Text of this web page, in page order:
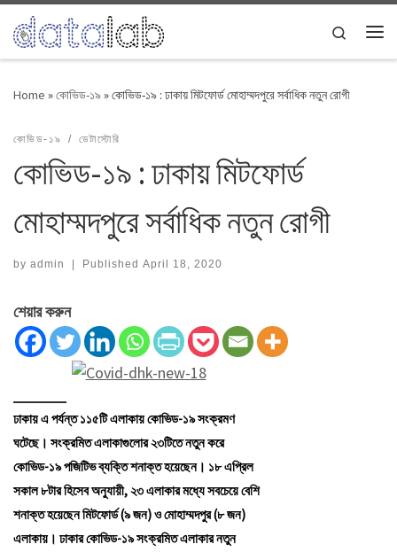
Skip to content
Search
Home »কোভিড-১৯ »কোভিড-১৯ : ঢাকায় মিটফোর্ড মোহাম্মদপুরে সর্বাধিক নতুন রোগী
কোভিড-১৯ ডেটাস্টোরি
কোভিড-১৯ : ঢাকায় মিটফোর্ড
মোহাম্মদপুরে সর্বাধিক নতুন রোগী
by admin | Published April 18, 2020
শেয়ার করুন
ঢাকায় এ পর্যন্ত ১১৫টি এলাকায় কোভিড-১৯ সংক্রমণ
ঘটেছে। সংক্রমিত এলাকাগুলোর ২৩টিতে নতুন করে
কোভিড-১৯ পজিটিভ ব্যক্তি শনাক্ত হয়েছেন। ১৮ এপ্রিল
সকাল ৮টার হিসেব অনুযায়ী, ২৩ এলাকার মধ্যে সবচেয়ে বেশি
শনাক্ত হয়েছেন মিটফোর্ড (৯ জন) ও মোহাম্মদপুর (৮ জন)
এলাকায়। ঢাকার কোভিড-১৯ সংক্রমিত এলাকার নতুন